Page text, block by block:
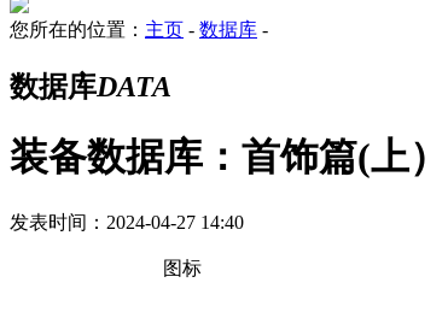
您所在的位置： 主页 数据库
数据库DATA
装备数据库：首饰篇(上）
发表时间：2024-04-27 14:40
图标